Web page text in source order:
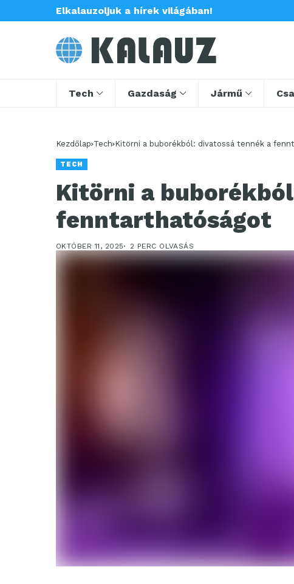
Elkalauzoljuk a hírek világában!
Tech Gazdaság Jármű
Kezdőlap Tech Kitörni a buborékból: divatossá tennék a
TECH
Kitörni a
fenntarthatóságot
OKTÓBER 11, 2025 2 PERC OLVASÁS